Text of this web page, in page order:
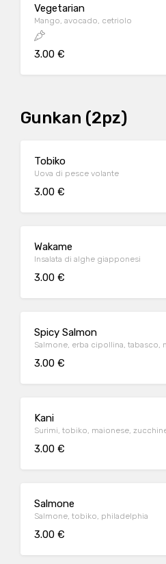
Vegetarian
Mango, avocado, cetriolo
3.00 €
Gunkan (2pz)
Tobiko
Uova di pesce volante
3.00 €
Wakame
Insalata di alghe giapponesi
3.00 €
Spicy Salmon
Salmone, erba cipollina, tabasco,
3.00 €
Kani
Surimi, tobiko, maionese,
3.00 €
Salmone
Salmone, tobiko, philadelphia
3.00 €